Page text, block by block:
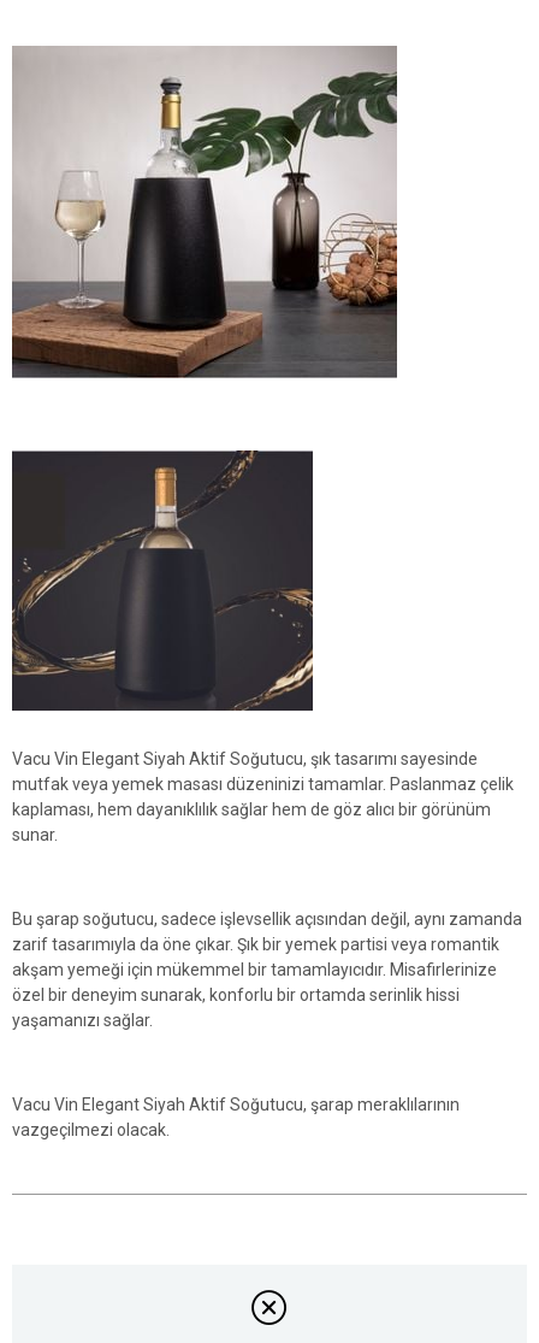
Vacu Vin Elegant Siyah Aktif Soğutucu, şık tasarımı sayesinde
mutfak veya yemek masası düzeninizi tamamlar. Paslanmaz çelik
kaplaması, hem dayanıklılık sağlar hem de göz alıcı bir görünüm
sunar.
Bu şarap soğutucu, sadece işlevsellik açısından değil, aynı zamanda
zarif tasarımıyla da öne çıkar. Şık bir yemek partisi veya romantik
akşam yemeği için mükemmel bir tamamlayıcıdır. Misafirlerinize
özel bir deneyim sunarak, konforlu bir ortamda serinlik hissi
yaşamanızı sağlar.
Vacu Vin Elegant Siyah Aktif Soğutucu, şarap meraklılarının
vazgeçilmezi olacak.